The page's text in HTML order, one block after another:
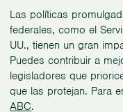
Las políticas
federales, como el
UU., tienen un gran
Puedes contribuir a
legisladores que
que las protejan. Para
ABC.